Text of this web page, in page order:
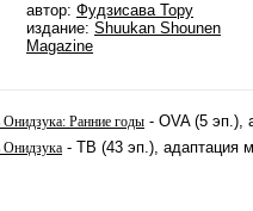
автор: Фудзисава Тору
издание: Shuukan Shounen
Magazine
Онидзука: Ранние годы - OVA (5 эп.),
Онидзука - ТВ (43 эп.), адаптация